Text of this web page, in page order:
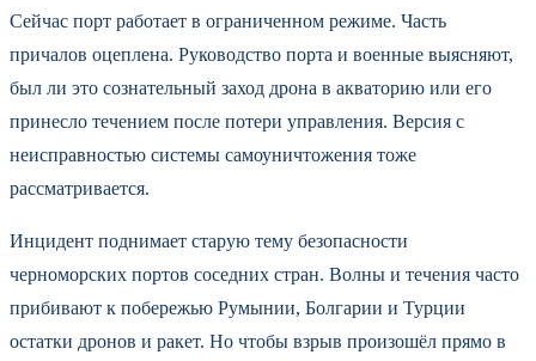
Сейчас порт работает в ограниченном режиме. Часть
причалов оцеплена. Руководство порта и военные выясняют,
был ли это сознательный заход дрона в акваторию или его
принесло течением после потери управления. Версия с
неисправностью системы самоуничтожения тоже
рассматривается.
Инцидент поднимает старую тему безопасности
черноморских портов соседних стран. Волны и течения часто
прибивают к побережью Румынии, Болгарии и Турции
остатки дронов и ракет. Но чтобы взрыв произошёл прямо в